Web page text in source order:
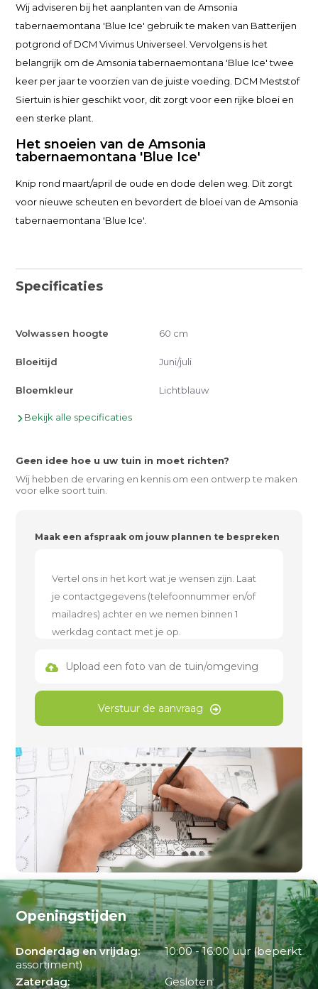
Wij adviseren bij het aanplanten van de Amsonia
tabernaemontana 'Blue Ice' gebruik te maken van Batterijen
potgrond of DCM Vivimus Universeel. Vervolgens is het
belangrijk om de Amsonia tabernaemontana 'Blue Ice' twee
keer per jaar te voorzien van de juiste voeding. DCM Meststof
Siertuin is hier geschikt voor, dit zorgt voor een rijke bloei en
een sterke plant.
Het snoeien van de Amsonia
tabernaemontana 'Blue Ice'
Knip rond maart/april de oude en dode delen weg. Dit zorgt
voor nieuwe scheuten en bevordert de bloei van de Amsonia
tabernaemontana 'Blue Ice'.
Specificaties
Volwassen hoogte 60 cm
Bloeitijd Juni/juli
Bloemkleur Lichtblauw
Bekijk alle specificaties
Geen idee hoe u uw tuin in moet richten?
Wij hebben de ervaring en kennis om een ontwerp te maken
voor elke soort tuin.
Maak een afspraak om jouw plannen te bespreken
Upload een foto van de tuin/omgeving
Verstuur de aanvraag
Openingstijden
Donderdag en vrijdag:
10:00 - 16:00 uur (beperkt
assortiment)
Zaterdag:
Gesloten